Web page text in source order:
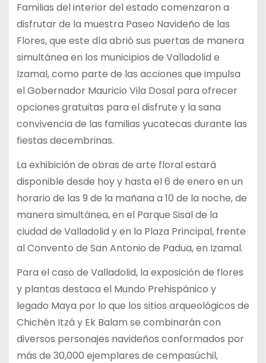
Familias del interior del estado comenzaron a
disfrutar de la muestra Paseo Navideño de las
Flores, que este día abrió sus puertas de manera
simultánea en los municipios de Valladolid e
Izamal, como parte de las acciones que impulsa
el Gobernador Mauricio Vila Dosal para ofrecer
opciones gratuitas para el disfrute y la sana
convivencia de las familias yucatecas durante las
fiestas decembrinas.
La exhibición de obras de arte floral estará
disponible desde hoy y hasta el 6 de enero en un
horario de las 9 de la mañana a 10 de la noche, de
manera simultánea, en el Parque Sisal de la
ciudad de Valladolid y en la Plaza Principal, frente
al Convento de San Antonio de Padua, en Izamal.
Para el caso de Valladolid, la exposición de flores
y plantas destaca el Mundo Prehispánico y
legado Maya por lo que los sitios arqueológicos de
Chichén Itzá y Ek Balam se combinarán con
diversos personajes navideños conformados por
más de 30,000 ejemplares de cempasúchil,